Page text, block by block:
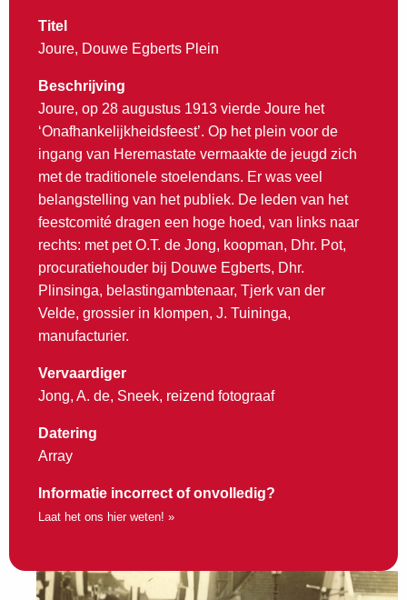
Titel
Joure, Douwe Egberts Plein
Beschrijving
Joure, op 28 augustus 1913 vierde Joure het
‘Onafhankelijkheidsfeest’. Op het plein voor de
ingang van Heremastate vermaakte de jeugd zich
met de traditionele stoelendans. Er was veel
belangstelling van het publiek. De leden van het
feestcomité dragen een hoge hoed, van links naar
rechts: met pet O.T. de Jong, koopman, Dhr. Pot,
procuratiehouder bij Douwe Egberts, Dhr.
Plinsinga, belastingambtenaar, Tjerk van der
Velde, grossier in klompen, J. Tuininga,
manufacturier.
Vervaardiger
Jong, A. de, Sneek, reizend fotograaf
Datering
Array
Informatie incorrect of onvolledig?
Laat het ons hier weten! »